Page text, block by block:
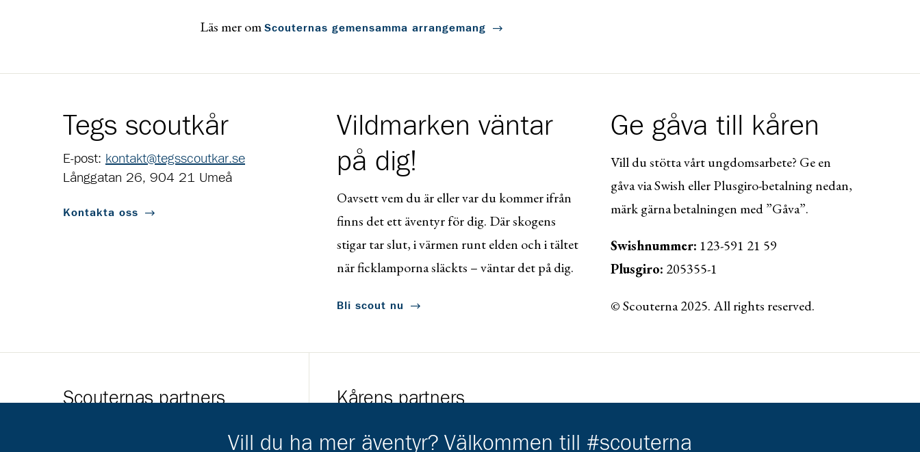
Läs mer om Scouternas gemensamma arrangemang
Tegs scoutkår
E-post: kontakt@tegsscoutkar.se
Långgatan 26, 904 21 Umeå
Kontakta oss
Vildmarken väntar
på dig!
Oavsett vem du är eller var du kommer ifrån
finns det ett äventyr för dig. Där skogens
stigar tar slut, i värmen runt elden och i tältet
när ficklamporna släckts – väntar det på dig.
Bli scout nu
Ge gåva till kåren
Vill du stötta vårt ungdomsarbete? Ge en
gåva via Swish eller Plusgiro-betalning nedan,
märk gärna betalningen med ”Gåva”.
Swishnummer: 123-591 21 59
Plusgiro: 205355-1
© Scouterna 2025. All rights reserved.
Scouternas partners Kårens partners
Gå till https://www.mera.se/ Gå till https://www.lansforsakringar.se/vasterbotten/privat/
Vill du ha mer äventyr? Välkommen till #scouterna